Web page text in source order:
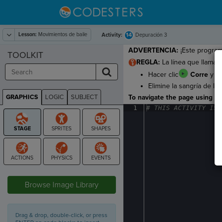
Lesson: Movimientos de baile Activity: 14 Depuración 3
ADVERTENCIA: ¡Este
REGLA: La línea que llama
Hacer clic
Correy
Elimine la sangría de la
To navigate the page using
1 #· THIS ·ACTIVITY· IS
TOOLKIT
GRAPHICS LOGIC SUBJECT
GRAPHICS
Browse Image Library
Drag & drop, double-click, or press